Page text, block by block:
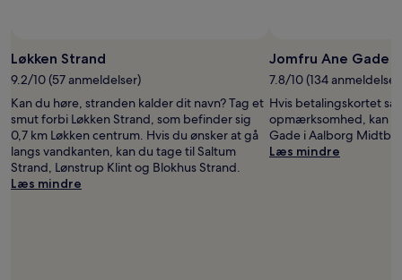
Løkken Strand
9.2/10 (57 anmeldelser)
Kan du høre, stranden kalder dit navn? Tag et
smut forbi Løkken Strand, som befinder sig
0,7 km Løkken centrum. Hvis du ønsker at gå
langs vandkanten, kan du tage til Saltum
Strand, Lønstrup Klint og Blokhus Strand.
Læs mindre
Jomfru Ane Gade
7.8/10 (134
Hvis betalingskortet
opmærksomhed, kan
Gade i Aalborg Midtby.
Læs mindre